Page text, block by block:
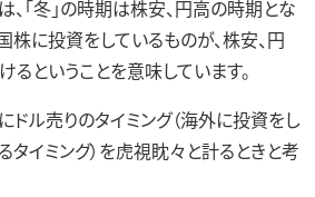
「冬」の時期は株安、円高の時期とな
株に投資をしているものが、株安、円
ということを意味しています。
ル売りのタイミング（海外に投資をし
イミング）を虎視眈々と計るときと考